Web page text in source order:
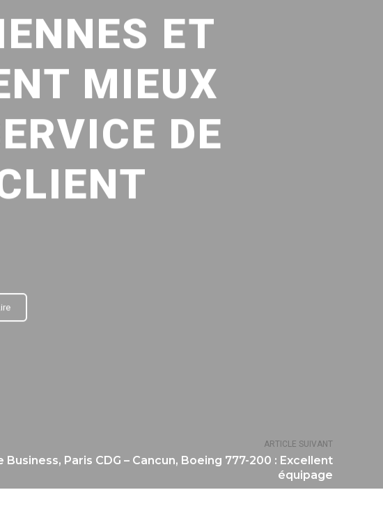
ARTICLE SUIVANT
Business, Paris CDG – Cancun, Boeing 777-200 : Excellent
équipage
ET
MIEUX
DE